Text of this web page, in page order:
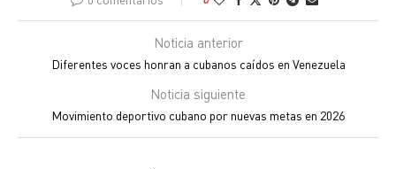
Noticia anterior
Diferentes voces honran a cubanos caídos en Venezuela
Noticia siguiente
Movimiento deportivo cubano por nuevas metas en 2026